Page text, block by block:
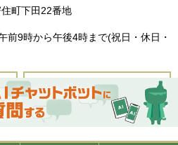
町下田22番地
前9時から午後4時まで(祝日・休日・
土曜開庁
All Rights Reserved.